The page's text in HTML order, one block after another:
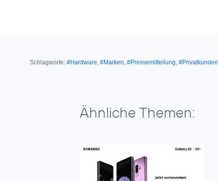
Schlagworte: #Hardware, #Marken, #Pressemitteilung, #Privatkunden
Ähnliche Themen: